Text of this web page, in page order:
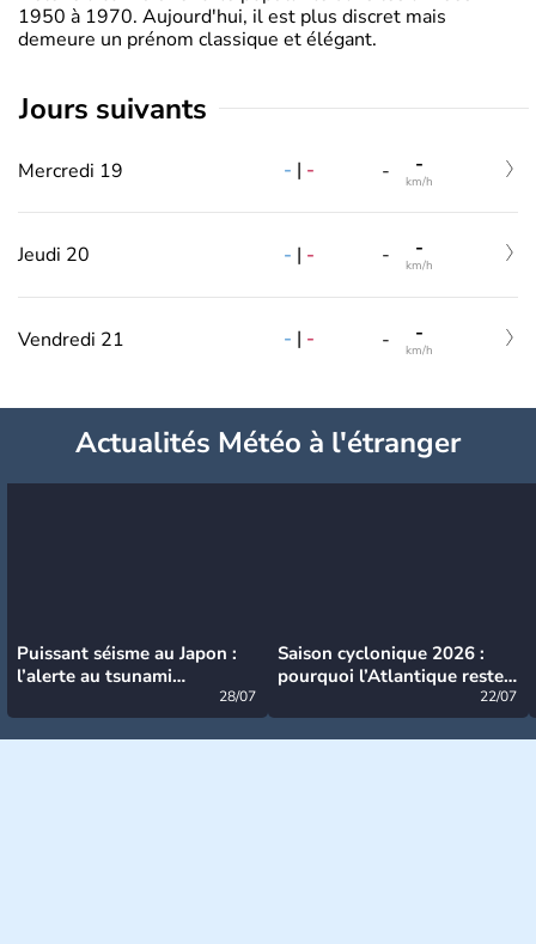
1950 à 1970. Aujourd'hui, il est plus discret mais
demeure un prénom classique et élégant.
jours suivants
Mercredi 19 - | - - -
km/h
Jeudi 20 - | - - -
km/h
Vendredi 21 - | - - -
km/h
Actualités Météo à l'étranger
Puissant séisme au Japon :
l’alerte au tsunami
28/07
Saison cyclonique 2026 :
pourquoi l’Atlantique reste
22/07